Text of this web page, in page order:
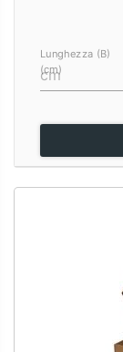
Lunghezza (B)
(cm)